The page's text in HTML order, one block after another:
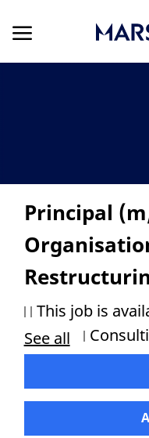
Principal
This job is
See all
Category